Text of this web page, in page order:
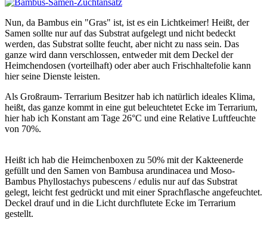
Nun, da Bambus ein "Gras" ist, ist es ein Lichtkeimer! Heißt, der
Samen sollte nur auf das Substrat aufgelegt und nicht bedeckt
werden, das Substrat sollte feucht, aber nicht zu nass sein. Das
ganze wird dann verschlossen, entweder mit dem Deckel der
Heimchendosen (vorteilhaft) oder aber auch Frischhaltefolie kann
hier seine Dienste leisten.
Als Großraum- Terrarium Besitzer hab ich natürlich ideales Klima,
heißt, das ganze kommt in eine gut beleuchtetet Ecke im Terrarium,
hier hab ich Konstant am Tage 26°C und eine Relative Luftfeuchte
von 70%.
Heißt ich hab die Heimchenboxen zu 50% mit der Kakteenerde
gefüllt und den Samen von Bambusa arundinacea und Moso-
Bambus Phyllostachys pubescens / edulis nur auf das Substrat
gelegt, leicht fest gedrückt und mit einer Sprachflasche angefeuchtet.
Deckel drauf und in die Licht durchflutete Ecke im Terrarium
gestellt.